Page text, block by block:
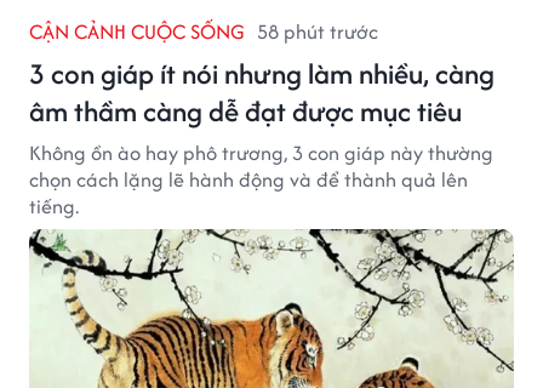
CẬN CẢNH CUỘC SỐNG 58 phút trước
3 con giáp ít nói nhưng làm nhiều, càng
âm thầm càng dễ đạt được mục tiêu
Không ồn ào hay phô trương, 3 con giáp này thường
chọn cách lặng lẽ hành động và để thành quả lên
tiếng.